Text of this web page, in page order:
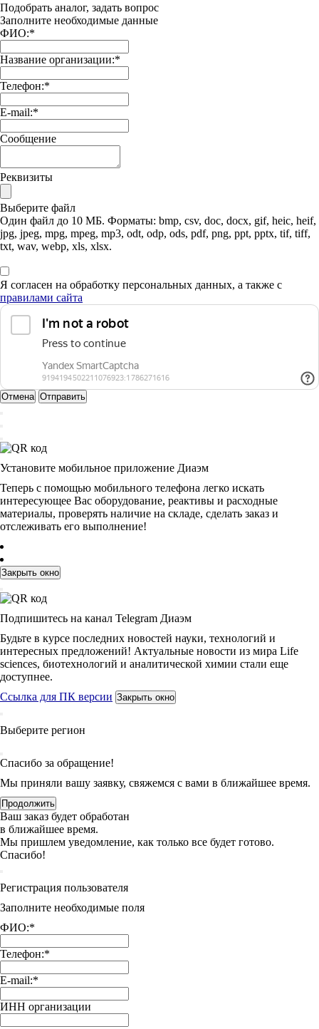
Подобрать аналог, задать вопрос
Заполните необходимые данные
ФИО:*
Название организации:*
Телефон:*
E-mail:*
Сообщение
Реквизиты
Выберите файл
Один файл до 10 МБ. Форматы: bmp, csv, doc, docx, gif, heic, heif,
jpg, jpeg, mpg, mpeg, mp3, odt, odp, ods, pdf, png, ppt, pptx, tif, tiff,
txt, wav, webp, xls, xlsx.
Я согласен на обработку персональных данных, а также с
правилами сайта
Отмена Отправить
Установите мобильное приложение Диаэм
Теперь с помощью мобильного телефона легко искать
интересующее Вас оборудование, реактивы и расходные
материалы, проверять наличие на складе, сделать заказ и
отслеживать его выполнение!
Закрыть окно
Подпишитесь на канал Telegram Диаэм
Будьте в курсе последних новостей науки, технологий и
интересных предложений! Актуальные новости из мира Life
sciences, биотехнологий и аналитической химии стали еще
доступнее.
Ссылка для ПК версии Закрыть окно
Выберите регион
Спасибо за обращение!
Мы приняли вашу заявку, свяжемся с вами в ближайшее время.
Продолжить
Ваш заказ будет обработан
в ближайшее время.
Мы пришлем уведомление, как только все будет готово.
Спасибо!
Регистрация пользователя
Заполните необходимые поля
ФИО:*
Телефон:*
E-mail:*
ИНН организации